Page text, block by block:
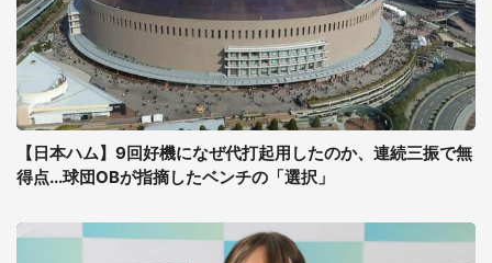
【日本ハム】9回好機になぜ代打起用したのか、連続三振で無
得点...球団OBが指摘したベンチの「選択」